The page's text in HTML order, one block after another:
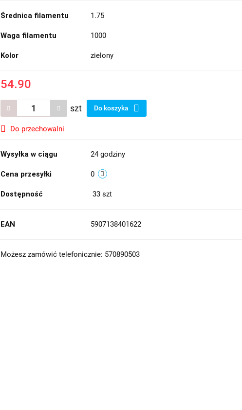
Średnica filamentu 1.75
Waga filamentu 1000
Kolor zielony
54.90
szt Do koszyka
Do przechowalni
Wysyłka w ciągu 24 godziny
Cena przesyłki 0
Dostępność 33 szt
EAN 5907138401622
Możesz zamówić telefonicznie: 570890503